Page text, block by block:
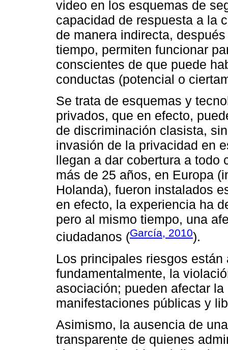
video en los esquemas de
capacidad de respuesta a la
de manera indirecta,
tiempo, permiten funcionar
conscientes de que puede
conductas (potencial o
Se trata de esquemas y
privados, que en efecto,
de discriminación clasista,
invasión de la privacidad en
llegan a dar cobertura a todo
más de 25 años, en Europa
Holanda), fueron instalados
en efecto, la experiencia ha
pero al mismo tiempo, una
ciudadanos (García, 2010).
Los principales riesgos
fundamentalmente, la
asociación; pueden afectar
manifestaciones públicas y
Asimismo, la ausencia de
transparente de quienes